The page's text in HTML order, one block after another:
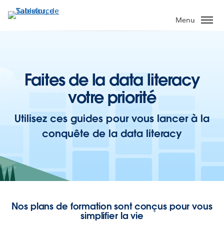
Aller
au
Menu
Faites de la data literacy
votre priorité
Utilisez ces guides pour vous lancer à la
conquête de la data literacy
Nos plans de formation sont conçus pour vous
simplifier la vie